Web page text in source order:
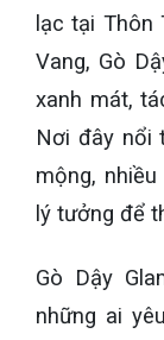
lạc tại Thôn
Vang, Gò
xanh mát,
Nơi đây nổi
mộng,
lý tưởng để
Gò Dậy
những ai